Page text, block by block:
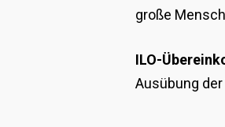
große
ILO-
Ausübung